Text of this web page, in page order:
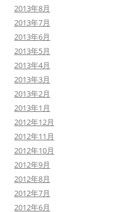
2013年8月
2013年7月
2013年6月
2013年5月
2013年4月
2013年3月
2013年2月
2013年1月
2012年12月
2012年11月
2012年10月
2012年9月
2012年8月
2012年7月
2012年6月